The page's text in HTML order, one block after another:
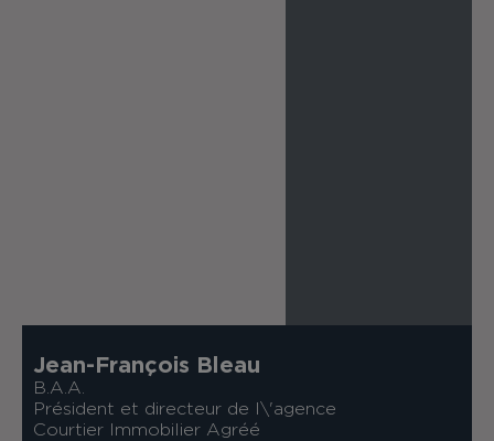
Jean-François Bleau
B.A.A.
Président et directeur de l\'agence
Courtier Immobilier Agréé